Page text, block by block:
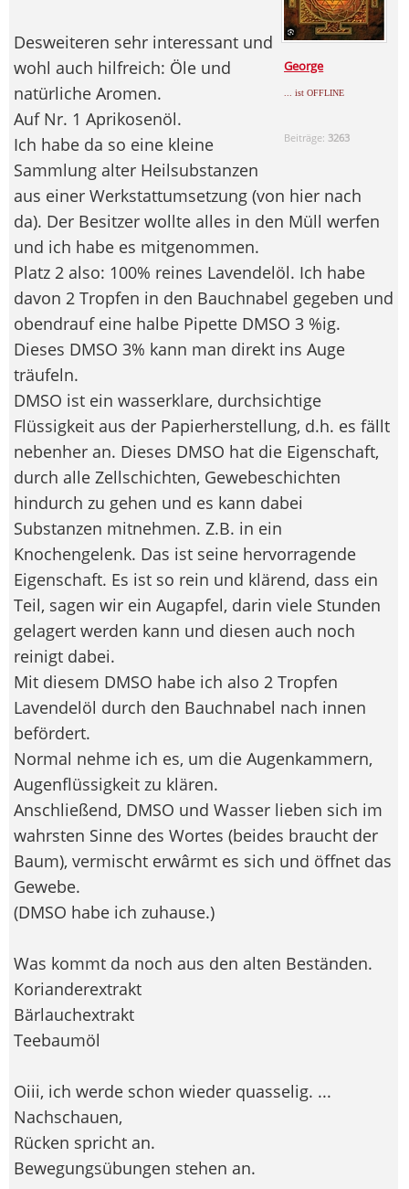
George
... ist OFFLINE
Beiträge: 3263
Desweiteren sehr interessant und
wohl auch hilfreich: Öle und
natürliche Aromen.
Auf Nr. 1 Aprikosenöl.
Ich habe da so eine kleine
Sammlung alter Heilsubstanzen
aus einer Werkstattumsetzung (von hier nach
da). Der Besitzer wollte alles in den Müll werfen
und ich habe es mitgenommen.
Platz 2 also: 100% reines Lavendelöl. Ich habe
davon 2 Tropfen in den Bauchnabel gegeben und
obendrauf eine halbe Pipette DMSO 3 %ig.
Dieses DMSO 3% kann man direkt ins Auge
träufeln.
DMSO ist ein wasserklare, durchsichtige
Flüssigkeit aus der Papierherstellung, d.h. es fällt
nebenher an. Dieses DMSO hat die Eigenschaft,
durch alle Zellschichten, Gewebeschichten
hindurch zu gehen und es kann dabei
Substanzen mitnehmen. Z.B. in ein
Knochengelenk. Das ist seine hervorragende
Eigenschaft. Es ist so rein und klärend, dass ein
Teil, sagen wir ein Augapfel, darin viele Stunden
gelagert werden kann und diesen auch noch
reinigt dabei.
Mit diesem DMSO habe ich also 2 Tropfen
Lavendelöl durch den Bauchnabel nach innen
befördert.
Normal nehme ich es, um die Augenkammern,
Augenflüssigkeit zu klären.
Anschließend, DMSO und Wasser lieben sich im
wahrsten Sinne des Wortes (beides braucht der
Baum), vermischt erwârmt es sich und öffnet das
Gewebe.
(DMSO habe ich zuhause.)
Was kommt da noch aus den alten Beständen.
Korianderextrakt
Bärlauchextrakt
Teebaumöl
Oiii, ich werde schon wieder quasselig. ...
Nachschauen,
Rücken spricht an.
Bewegungsübungen stehen an.